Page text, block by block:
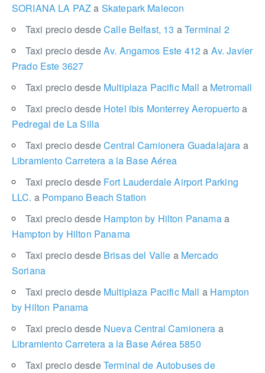
SORIANA LA PAZa Skatepark Malecon
Taxi precio desdeCalle Belfast, 13 aTerminal 2
Taxi precio desdeAv. Angamos Este 412a Av. Javier
Prado Este 3627
Taxi precio desde Multiplaza Pacific Mall aMetromall
Taxi precio desde Hotel ibis Monterrey Aeropuertoa
Pedregal de La Silla
Taxi precio desdeCentral Camionera Guadalajara a
Libramiento Carretera a la Base Aérea
Taxi precio desde Fort Lauderdale Airport Parking
LLC. aPompano Beach Station
Taxi precio desde Hampton by Hilton Panamaa
Hampton by Hilton Panama
Taxi precio desde Brisas del Valle aMercado
Soriana
Taxi precio desde Multiplaza Pacific Mall aHampton
by Hilton Panama
Taxi precio desde Nueva Central Camionera a
Libramiento Carretera a la Base Aérea 5850
Taxi precio desdeTerminal de Autobuses de